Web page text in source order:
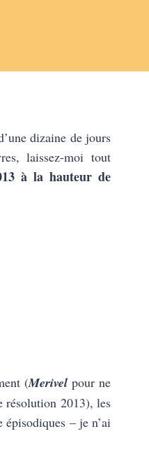
dizaine de jours
laissez-moi tout
à la hauteur de
(Merivelpour ne
résolution 2013), les
– je n’ai